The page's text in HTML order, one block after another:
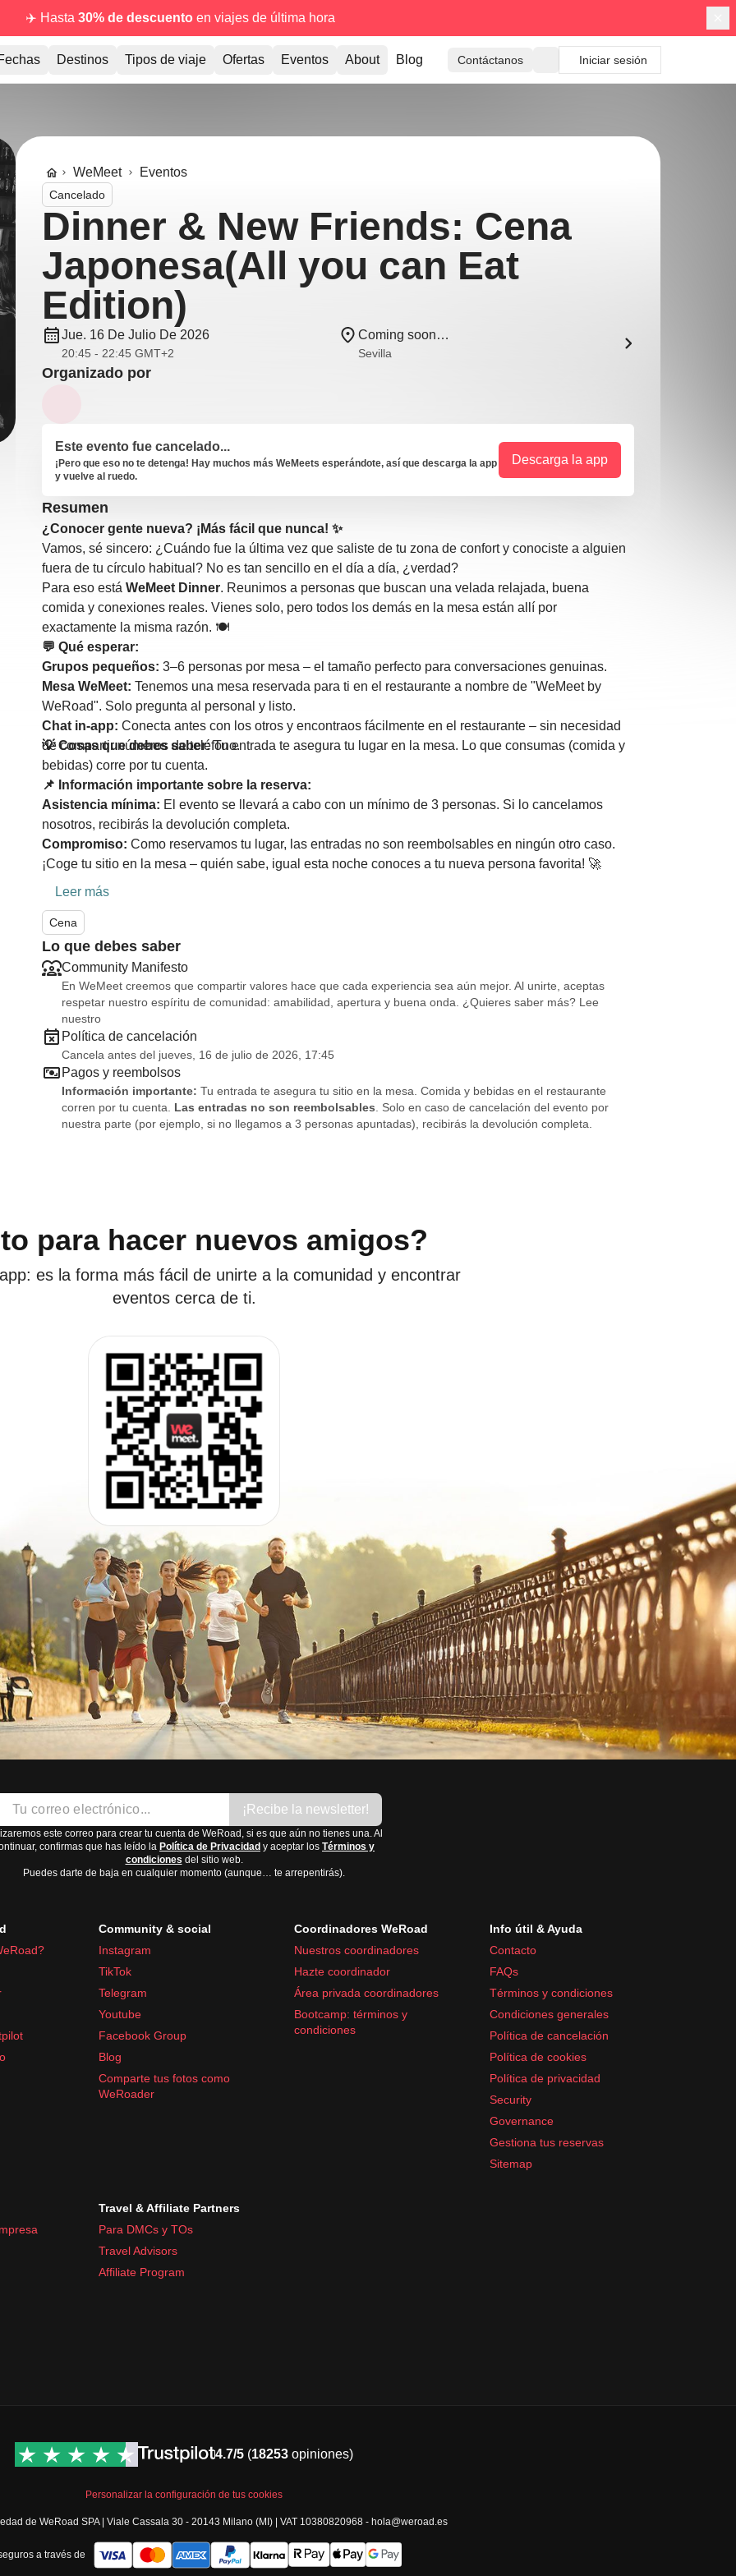
✈️ Hasta 30% de descuentoen viajes de última hora
Destinos Tipos de viaje Ofertas Eventos About Blog Contáctanos Iniciar sesión
WeMeet Eventos
Cancelado
Dinner & New Friends: Cena
Japonesa(All you can Eat
Edition)
Jue. 16 De Julio De 2026
20:45 - 22:45 GMT+2
Coming soon…
Sevilla
Organizado por
Este evento fue cancelado...
¡Pero que eso no te detenga! Hay muchos más WeMeets esperándote, así que descarga la app
y vuelve al ruedo.
Descarga la app
Resumen
¿Conocer gente nueva? ¡Más fácil que nunca! ✨
Vamos, sé sincero: ¿Cuándo fue la última vez que saliste de tu zona de confort y conociste a alguien
fuera de tu círculo habitual? No es tan sencillo en el día a día, ¿verdad?
Para eso está WeMeet Dinner. Reunimos a personas que buscan una velada relajada, buena
comida y conexiones reales. Vienes solo, pero todos los demás en la mesa están allí por
exactamente la misma razón. 🍽️
💬 Qué esperar:
Grupos pequeños: 3–6 personas por mesa – el tamaño perfecto para conversaciones genuinas.
Mesa WeMeet: Tenemos una mesa reservada para ti en el restaurante a nombre de "WeMeet by
WeRoad". Solo pregunta al personal y listo.
Chat in-app: Conecta antes con los otros y encontraos fácilmente en el restaurante – sin necesidad
de compartir números de teléfono.
💡 Cosas que debes saber:Tu entrada te asegura tu lugar en la mesa. Lo que consumas (comida y
bebidas) corre por tu cuenta.
📌 Información importante sobre la reserva:
Asistencia mínima: El evento se llevará a cabo con un mínimo de 3 personas. Si lo cancelamos
nosotros, recibirás la devolución completa.
Compromiso: Como reservamos tu lugar, las entradas no son reembolsables en ningún otro caso.
¡Coge tu sitio en la mesa – quién sabe, igual esta noche conoces a tu nueva persona favorita! 🚀
Leer más
Cena
Lo que debes saber
Community Manifesto
En WeMeet creemos que compartir valores hace que cada experiencia sea aún mejor. Al unirte, aceptas
respetar nuestro espíritu de comunidad: amabilidad, apertura y buena onda. ¿Quieres saber más? Lee
nuestro
Política de cancelación
Cancela antes del jueves, 16 de julio de 2026, 17:45
Pagos y reembolsos
Información importante: Tu entrada te asegura tu sitio en la mesa. Comida y bebidas en el restaurante
corren por tu cuenta. Las entradas no son reembolsables . Solo en caso de cancelación del evento por
nuestra parte (por ejemplo, si no llegamos a 3 personas apuntadas), recibirás la devolución completa.
para hacer nuevos amigos?
es la forma más fácil de unirte a la comunidad y encontrar
eventos cerca de ti.
¡Recibe la newsletter!
este correo para crear tu cuenta de WeRoad, si es que aún no tienes una. Al
confirmas que has leído la Política de Privacidad y aceptar los Términos y
condiciones del sitio web.
Puedes darte de baja en cualquier momento (aunque… te arrepentirás).
Community & social
Instagram
TikTok
Telegram
Youtube
Facebook Group
Blog
Comparte tus fotos como
WeRoader
Coordinadores WeRoad
Nuestros coordinadores
Hazte coordinador
Área privada coordinadores
Bootcamp: términos y
condiciones
Info útil & Ayuda
Contacto
FAQs
Términos y condiciones
Condiciones generales
Política de cancelación
Política de cookies
Política de privacidad
Security
Governance
Gestiona tus reservas
Sitemap
Travel & Affiliate Partners
Para DMCs y TOs
Travel Advisors
Affiliate Program
4.7/5 (18253 opiniones)
Personalizar la configuración de tus cookies
de WeRoad SPA | Viale Cassala 30 - 20143 Milano (MI) | VAT 10380820968 - hola@weroad.es
a través de